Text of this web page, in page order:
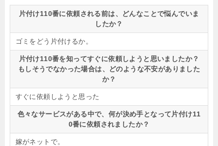
片付け110番に依頼される前は、どんなことで悩んでいま
したか？
ゴミをどう片付けるか。
片付け110番を知ってすぐに依頼しようと思いましたか？
もしそうでなかった場合は、どのような不安がありました
か？
すぐに依頼しようと思った
色々なサービスがある中で、何が決め手となって片付け11
0番に依頼されましたか？
嫁がネットで。